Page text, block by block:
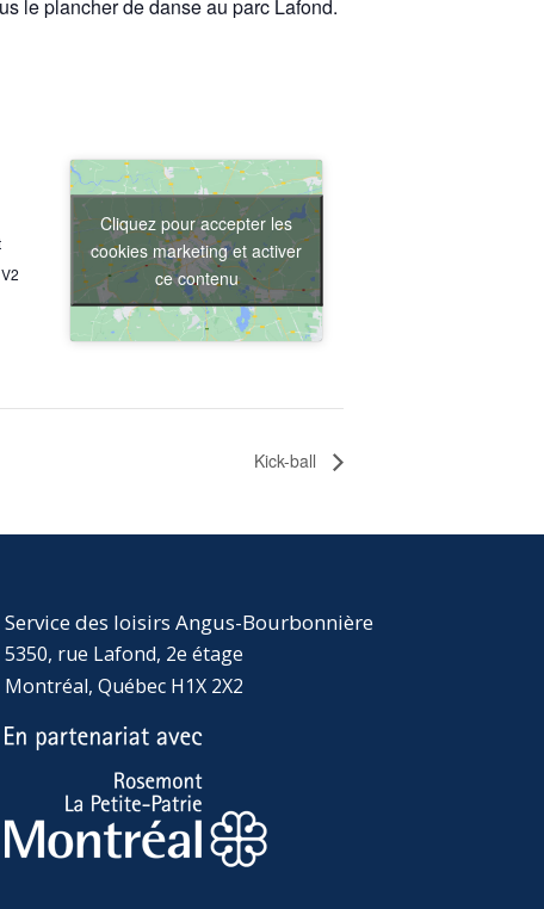
le plancher de danse au parc Lafond.
Cliquez pour accepter les
cookies marketing et activer
ce contenu
Kick-ball
Service des loisirs Angus-Bourbonnière
5350, rue Lafond, 2e étage
Montréal, Québec H1X 2X2